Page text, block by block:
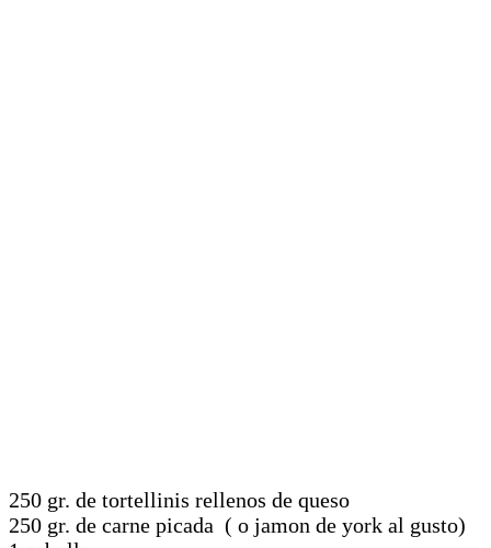
250 gr. de tortellinis rellenos de queso
250 gr. de carne picada ( o jamon de york al gusto)